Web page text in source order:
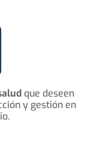
que deseen
y gestión en